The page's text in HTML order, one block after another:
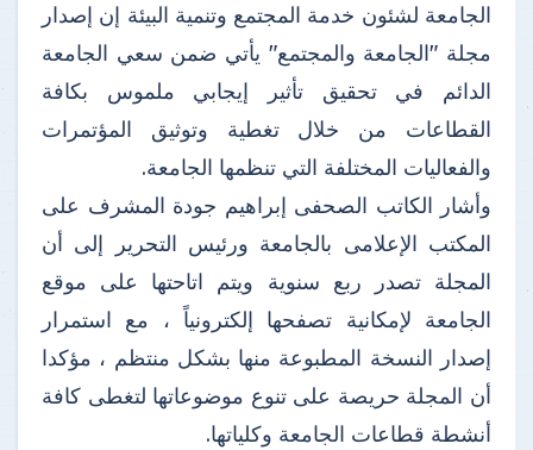
الجامعة لشئون خدمة المجتمع وتنمية البيئة إن إصدار
مجلة "الجامعة والمجتمع" يأتي ضمن سعي الجامعة
الدائم في تحقيق تأثير إيجابي ملموس بكافة
القطاعات من خلال تغطية وتوثيق المؤتمرات
والفعاليات المختلفة التي تنظمها الجامعة.
وأشار الكاتب الصحفى إبراهيم جودة المشرف على
المكتب الإعلامى بالجامعة ورئيس التحرير إلى أن
المجلة تصدر ربع سنوية ويتم اتاحتها على موقع
الجامعة لإمكانية تصفحها إلكترونياً ، مع استمرار
إصدار النسخة المطبوعة منها بشكل منتظم ، مؤكدا
أن المجلة حريصة على تنوع موضوعاتها لتغطى كافة
أنشطة قطاعات الجامعة وكلياتها.